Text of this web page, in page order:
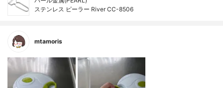
ステンレス ピーラー River CC-8506
mtamoris